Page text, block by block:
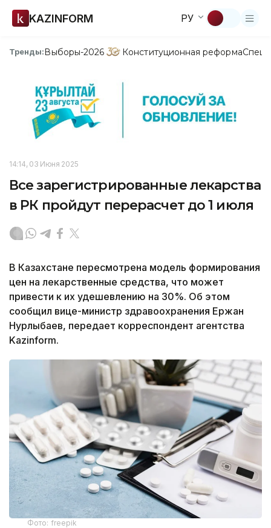
KAZINFORM РУ
Тренды:Выборы-2026 Конституционная реформа
14:14, 03 Июня 2025
Все зарегистрированные лекарства
в РК пройдут перерасчет до 1 июля
В Казахстане пересмотрена модель формирования
цен на лекарственные средства, что может
привести к их удешевлению на 30%. Об этом
сообщил вице-министр здравоохранения Ержан
Нурлыбаев, передает корреспондент агентства
Kazinform.
Фото: freepik